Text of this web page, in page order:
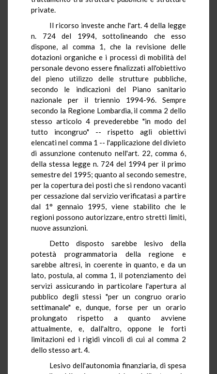
private.
Il ricorso investe anche l'art. 4 della legge
n. 724 del 1994, sottolineando che esso
dispone, al comma 1, che la revisione delle
dotazioni organiche e i processi di mobilità del
personale devono essere finalizzati all'obiettivo
del pieno utilizzo delle strutture pubbliche,
secondo le indicazioni del Piano sanitario
nazionale per il triennio 1994-96. Sempre
secondo la Regione Lombardia, il comma 2 dello
stesso articolo 4 prevederebbe "in modo del
tutto incongruo" -- rispetto agli obiettivi
elencati nel comma 1 -- l'applicazione del divieto
di assunzione contenuto nell'art. 22, comma 6,
della stessa legge n. 724 del 1994 per il primo
semestre del 1995; quanto al secondo semestre,
per la copertura dei posti che si rendono vacanti
per cessazione dal servizio verificatasi a partire
dal 1° gennaio 1995, viene stabilito che le
regioni possono autorizzare, entro stretti limiti,
nuove assunzioni.
Detto disposto sarebbe lesivo della
potestà programmatoria della regione e
sarebbe altresì, in coerente in quanto, e da un
lato, postula, al comma 1, il potenziamento dei
servizi assicurando in particolare l'apertura al
pubblico degli stessi "per un congruo orario
settimanale" e, dunque, forse per un orario
prolungato rispetto a quanto avviene
attualmente, e, dall'altro, oppone le forti
limitazioni ed i rigidi vincoli di cui al comma 2
dello stesso art. 4.
Lesivo dell'autonomia finanziaria, di spesa